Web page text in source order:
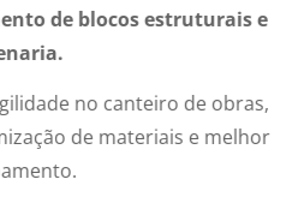
de blocos estruturais e
no canteiro de obras,
de materiais e melhor